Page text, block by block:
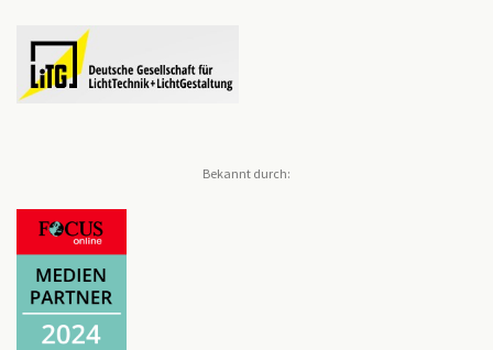
Bekannt durch: